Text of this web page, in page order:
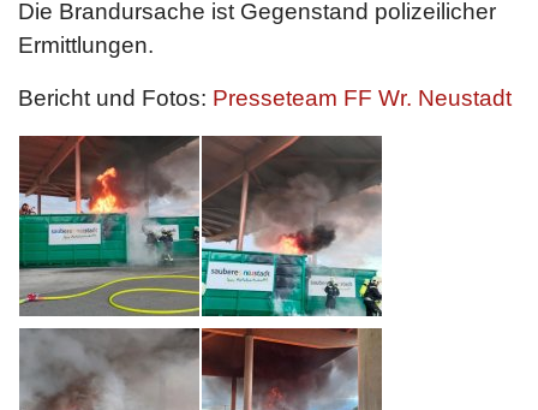
Die Brandursache ist Gegenstand polizeilicher
Ermittlungen.
Bericht und Fotos: Presseteam FF Wr. Neustadt